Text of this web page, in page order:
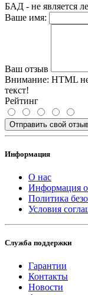
БАД - не является
Ваше имя:
Ваш отзыв
Внимание: HTML
текст!
Рейтинг
Отправить свой
Информация
О нас
Информация о
Политика
Условия
Служба поддержки
Гарантии
Контакты
Новости